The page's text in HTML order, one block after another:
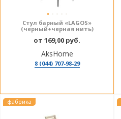
Стул барный «LAGOS»
(черный+черная нить)
от 169,00 руб.
AksHome
8 (044) 707-98-29
фабрика